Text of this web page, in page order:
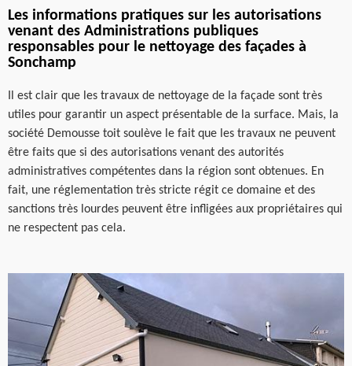
Les informations pratiques sur les autorisations
venant des Administrations publiques
responsables pour le nettoyage des façades à
Sonchamp
Il est clair que les travaux de nettoyage de la façade sont très
utiles pour garantir un aspect présentable de la surface. Mais, la
société Demousse toit soulève le fait que les travaux ne peuvent
être faits que si des autorisations venant des autorités
administratives compétentes dans la région sont obtenues. En
fait, une réglementation très stricte régit ce domaine et des
sanctions très lourdes peuvent être infligées aux propriétaires qui
ne respectent pas cela.